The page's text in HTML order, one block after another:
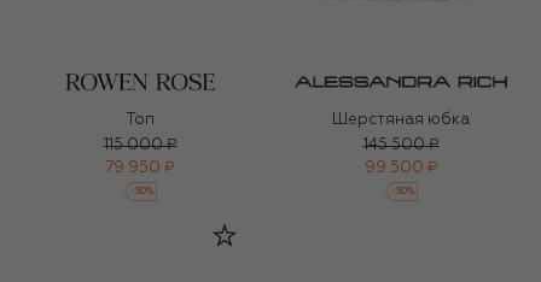
Топ
115 000 ₽
79 950 ₽
-30%
Шерстяная юбка
145 500 ₽
99 500 ₽
-30%